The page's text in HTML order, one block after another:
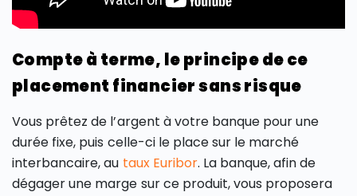
Compte à terme, le principe de ce
placement financier sans risque
Vous prêtez de l’argent à votre banque pour une
durée fixe, puis celle-ci le place sur le marché
interbancaire, au taux Euribor. La banque, afin de
dégager une marge sur ce produit, vous proposera